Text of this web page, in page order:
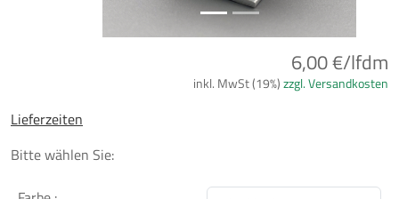
6,00 €/lfdm
inkl. MwSt (19%)zzgl. Versandkosten
Lieferzeiten
Bitte wählen Sie: